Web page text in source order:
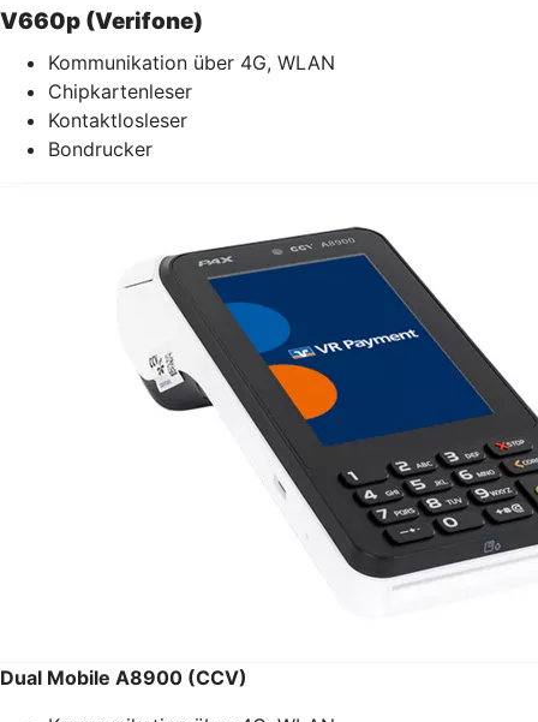
V660p (Verifone)
Kommunikation über 4G, WLAN
Chipkartenleser
Kontaktlosleser
Bondrucker
Dual Mobile A8900 (CCV)